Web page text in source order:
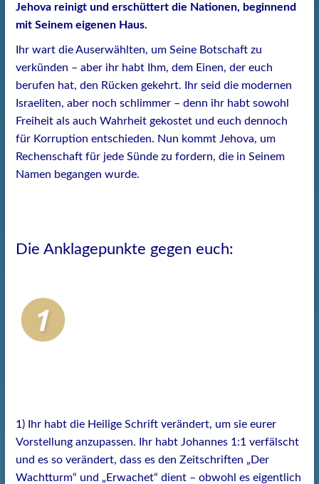
Jehova reinigt und erschüttert die Nationen, beginnend
mit Seinem eigenen Haus.
Ihr wart die Auserwählten, um Seine Botschaft zu
verkünden – aber ihr habt Ihm, dem Einen, der euch
berufen hat, den Rücken gekehrt. Ihr seid die modernen
Israeliten, aber noch schlimmer – denn ihr habt sowohl
Freiheit als auch Wahrheit gekostet und euch dennoch
für Korruption entschieden. Nun kommt Jehova, um
Rechenschaft für jede Sünde zu fordern, die in Seinem
Namen begangen wurde.
Die Anklagepunkte gegen euch:
1) Ihr habt die Heilige Schrift verändert, um sie eurer
Vorstellung anzupassen. Ihr habt Johannes 1:1 verfälscht
und es so verändert, dass es den Zeitschriften „Der
Wachtturm“ und „Erwachet“ dient – obwohl es eigentlich